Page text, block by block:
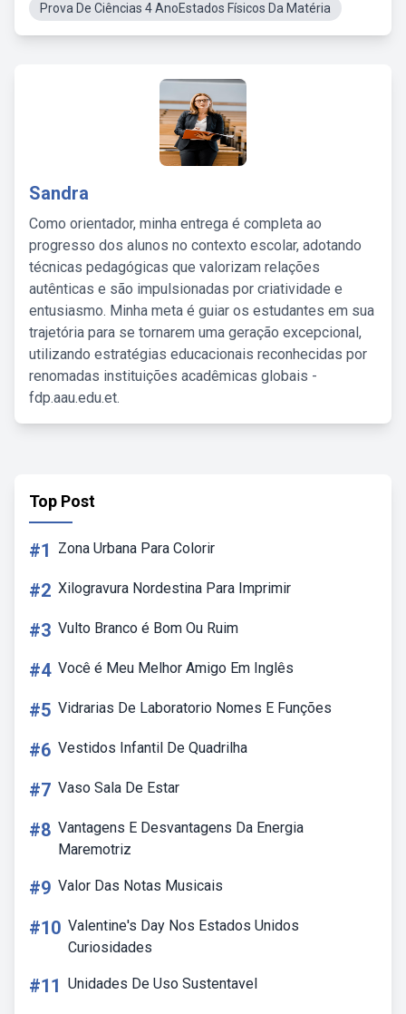
Prova De Ciências 4 AnoEstados Físicos Da Matéria
Sandra
Como orientador, minha entrega é completa ao
progresso dos alunos no contexto escolar, adotando
técnicas pedagógicas que valorizam relações
autênticas e são impulsionadas por criatividade e
entusiasmo. Minha meta é guiar os estudantes em sua
trajetória para se tornarem uma geração excepcional,
utilizando estratégias educacionais reconhecidas por
renomadas instituições acadêmicas globais -
fdp.aau.edu.et.
Top Post
#1 Zona Urbana Para Colorir
#2 Xilogravura Nordestina Para Imprimir
#3 Vulto Branco é Bom Ou Ruim
#4 Você é Meu Melhor Amigo Em Inglês
#5 Vidrarias De Laboratorio Nomes E Funções
#6 Vestidos Infantil De Quadrilha
#7 Vaso Sala De Estar
#8 Vantagens E Desvantagens Da Energia
Maremotriz
#9 Valor Das Notas Musicais
#10 Valentine's Day Nos Estados Unidos
Curiosidades
#11 Unidades De Uso Sustentavel